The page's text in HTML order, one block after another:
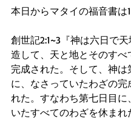
本日からマタイの福音書は
創世記2:1~3『神は六日で
造して、天と地とそのすべ
完成された。そして、神は
に、なさっていたわざの完
れた。すなわち第七日目に
いたすべてのわざを休まれ